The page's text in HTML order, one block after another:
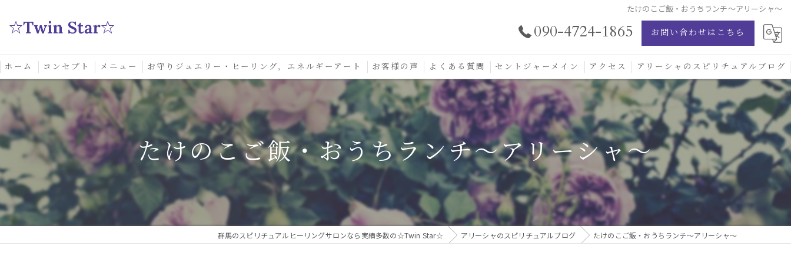
たけのこご飯・おうちランチ〜アリーシャ〜
090-4724-1865 お問い合わせはこちら
ホーム コンセプト メニュー
スクール
お守りジュエリー・ヒーリング，エネルギーアート お客様の声
口コミ
よくある質問 セントジャーメイン
セントジャーメイン愛の学校
セントジャーメインブレッシングカード
お守りジュエリー
アクセス アリーシャのスピリチュアルブログ
たけのこご飯・おうちランチ〜アリーシャ〜
群馬のスピリチュアルヒーリングサロンなら実績多数の☆Twin Star☆ アリーシャのスピリチュアルブログ たけのこご飯・おうちランチ〜アリーシャ〜